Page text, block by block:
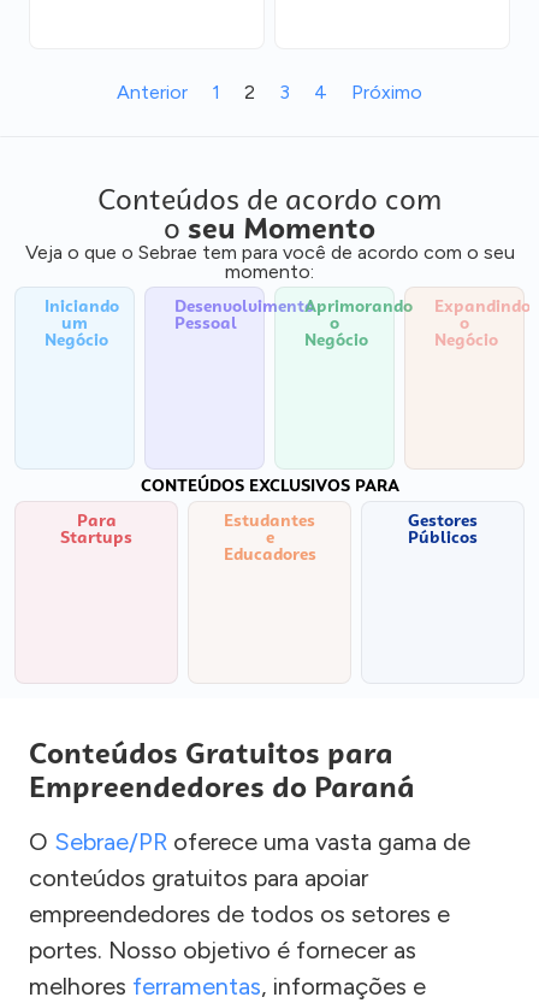
Anterior 1 2 3 4 Próximo
Conteúdos de acordo com
o seu Momento
Veja o que o Sebrae tem para você de acordo com o seu
momento:
Iniciando
um
Negócio
Desenvolvimento
Pessoal
Aprimorando
o
Negócio
Expandindo
o
Negócio
CONTEÚDOS EXCLUSIVOS PARA
Para
Startups
Estudantes
e
Educadores
Gestores
Públicos
Conteúdos Gratuitos para
Empreendedores do Paraná
O Sebrae/PR oferece uma vasta gama de
conteúdos gratuitos para apoiar
empreendedores de todos os setores e
portes. Nosso objetivo é fornecer as
melhores ferramentas, informações e